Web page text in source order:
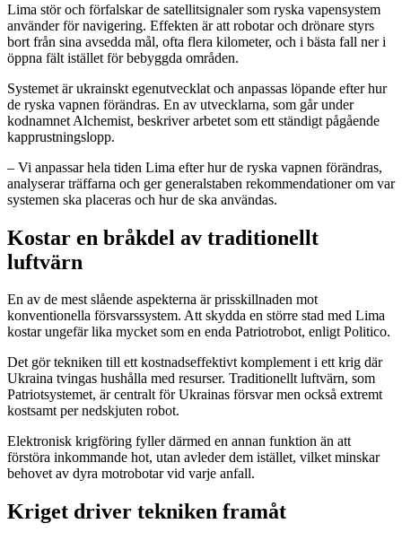
Lima stör och förfalskar de satellitsignaler som ryska vapensystem
använder för navigering. Effekten är att robotar och drönare styrs
bort från sina avsedda mål, ofta flera kilometer, och i bästa fall ner i
öppna fält istället för bebyggda områden.
Systemet är ukrainskt egenutvecklat och anpassas löpande efter hur
de ryska vapnen förändras. En av utvecklarna, som går under
kodnamnet Alchemist, beskriver arbetet som ett ständigt pågående
kapprustningslopp.
– Vi anpassar hela tiden Lima efter hur de ryska vapnen förändras,
analyserar träffarna och ger generalstaben rekommendationer om var
systemen ska placeras och hur de ska användas.
Kostar en bråkdel av traditionellt
luftvärn
En av de mest slående aspekterna är prisskillnaden mot
konventionella försvarssystem. Att skydda en större stad med Lima
kostar ungefär lika mycket som en enda Patriotrobot, enligt Politico.
Det gör tekniken till ett kostnadseffektivt komplement i ett krig där
Ukraina tvingas hushålla med resurser. Traditionellt luftvärn, som
Patriotsystemet, är centralt för Ukrainas försvar men också extremt
kostsamt per nedskjuten robot.
Elektronisk krigföring fyller därmed en annan funktion än att
förstöra inkommande hot, utan avleder dem istället, vilket minskar
behovet av dyra motrobotar vid varje anfall.
Kriget driver tekniken framåt